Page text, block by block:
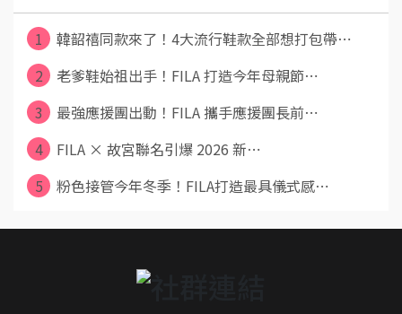
1
韓韶禧同款來了！4大流行鞋款全部想打包帶⋯
2
老爹鞋始祖出手！FILA 打造今年母親節⋯
3
最強應援團出動！FILA 攜手應援團長前⋯
4
FILA × 故宮聯名引爆 2026 新⋯
5
粉色接管今年冬季！FILA打造最具儀式感⋯